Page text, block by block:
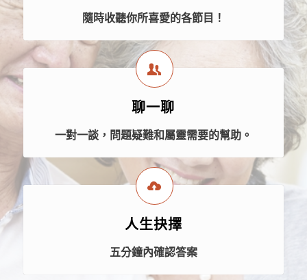
隨時收聽你所喜愛的各節目！
聊一聊
一對一談，問題疑難和屬靈需要的幫助。
人生抉擇
五分鐘內確認答案